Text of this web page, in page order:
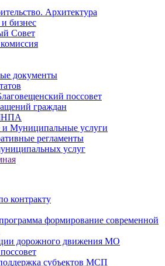
Архитектура
бизнес
Совет
документы
поссовет
граждан
и Муниципальные услуги
регламенты
услуг
контракту
формирование современной
дорожного движения МО
субъектов МСП